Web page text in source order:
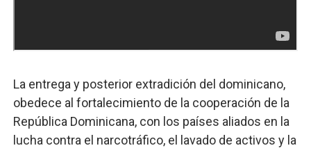
La entrega y posterior extradición del dominicano,
obedece al fortalecimiento de la cooperación de la
República Dominicana, con los países aliados en la
lucha contra el narcotráfico, el lavado de activos y la